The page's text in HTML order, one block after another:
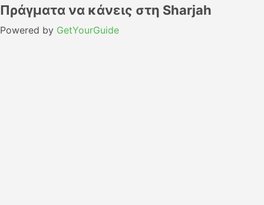
Πράγματα να κάνεις στη Sharjah
Powered by GetYourGuide